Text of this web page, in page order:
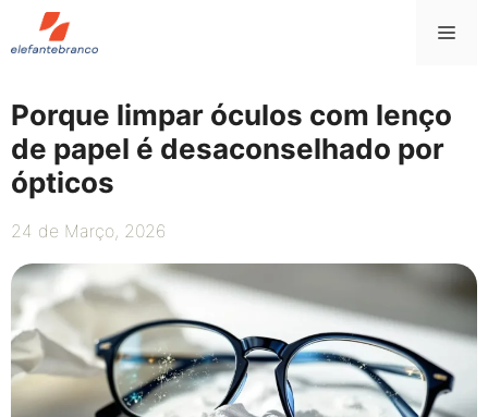
Saltar
para
Porque limpar óculos com lenço
de papel é desaconselhado por
ópticos
24 de Março, 2026